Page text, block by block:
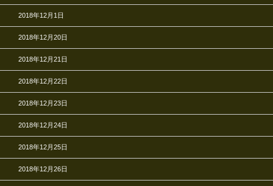
2018年12月1日
2018年12月20日
2018年12月21日
2018年12月22日
2018年12月23日
2018年12月24日
2018年12月25日
2018年12月26日